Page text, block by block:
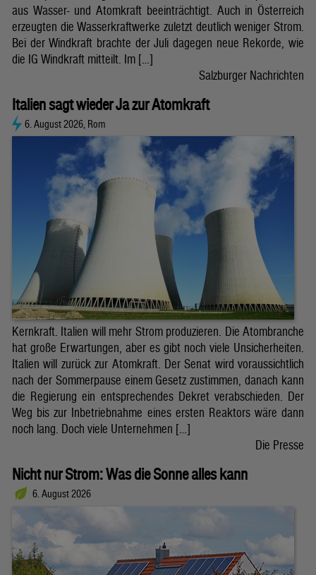
aus Wasser- und Atomkraft beeinträchtigt. Auch in Österreich
erzeugten die Wasserkraftwerke zuletzt deutlich weniger Strom.
Bei der Windkraft brachte der Juli dagegen neue Rekorde, wie
die IG Windkraft mitteilt. Im […]
Salzburger Nachrichten
Italien sagt wieder Ja zur Atomkraft
6. August 2026, Rom
Kernkraft. Italien will mehr Strom produzieren. Die Atombranche
hat große Erwartungen, aber es gibt noch viele Unsicherheiten.
Italien will zurück zur Atomkraft. Der Senat wird voraussichtlich
nach der Sommerpause einem Gesetz zustimmen, danach kann
die Regierung ein entsprechendes Dekret verabschieden. Der
Weg bis zur Inbetriebnahme eines ersten Reaktors wäre dann
noch lang. Doch viele Unternehmen […]
Die Presse
Nicht nur Strom: Was die Sonne alles kann
6. August 2026